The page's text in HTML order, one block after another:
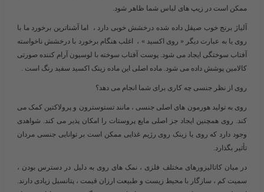
ممکن است در زیپ های لباس شما ظاهر شود.
آلیاژ برنج خوب صیقل داده شده درخشش خوبی دارد ، اما آشناترین برخورد ما با
روی یا به عبارت دیگر « روی اکسید » ، اغلب هنگام برخورد با درخشش ناخواسته
آفتاب سوختگی ایجاد می شود. پوست آفتاب سوخته با لوسیون آرام کننده صورتی
کالامین پوشش داده می شود. ماده اصلی این ماده زینک اکسید سفید رنگ است .
روی از نظر جنسی چه کاری برای شما انجام می دهد؟
روی به تولید هورمون های اصلی جنسی ، مانند تستوسترون و پرولاکتین کمک می
کند. روی همچنین ایجاد جز اصلی مایع پروستات را امکان پذیر می کند. شواهدی
وجود دارد که روی یا زینک روی رژیم غذایی ممکن است بر توانایی جنسی مردان
تأثیر بگذارد.
در میان کاتالیزورهای مختلف فلزی ، نمک های روی به دلیل در دسترس بودن ،
سمیت کم ، سازگار با محیط زیست و طبیعت ارزان قیمت ، پتانسیل زیادی دارند.